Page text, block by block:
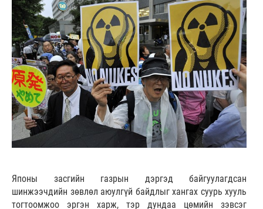
Японы засгийн газрын дэргэд байгуулагдсан
шинжээчдийн зөвлөл аюулгүй байдлыг хангах суурь хууль
тогтоомжоо эргэн харж, тэр дундаа цөмийн зэвсэг